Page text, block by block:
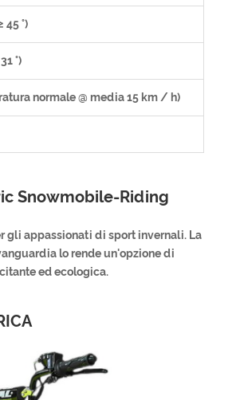
45 °)
°)
normale @ media 15 km / h)
Snowmobile-Riding
gli appassionati di sport invernali. La
lo rende un'opzione di
ed ecologica.